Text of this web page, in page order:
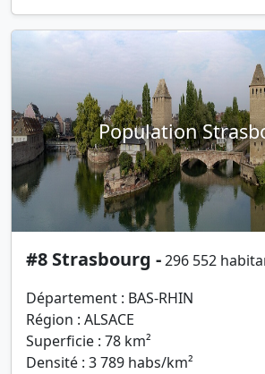
Population
#8 Strasbourg -296 552
Département : BAS-RHIN
Région : ALSACE
Superficie : 78 km²
Densité : 3 789 habs/km²